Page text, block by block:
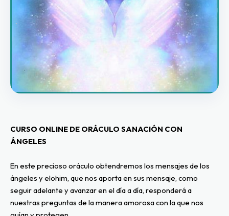
CURSO ONLINE DE ORÁCULO SANACIÓN CON
ÁNGELES
En este precioso oráculo obtendremos los mensajes de los
ángeles y elohim, que nos aporta en sus mensaje, como
seguir adelante y avanzar en el día a día, responderá a
nuestras preguntas de la manera amorosa con la que nos